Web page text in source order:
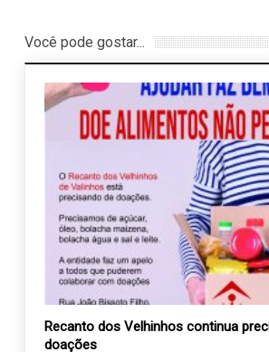
Você pode gostar...
Recanto dos Velhinhos continua
doações